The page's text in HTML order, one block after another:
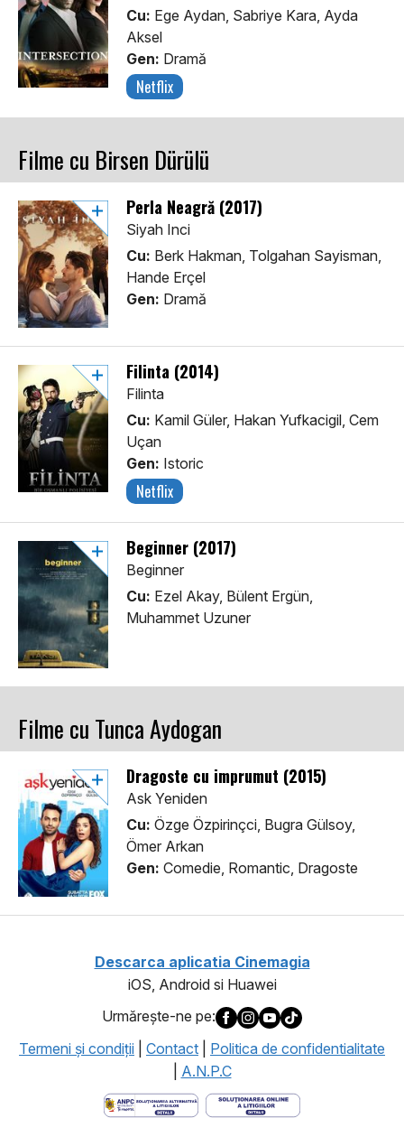
Cu: Ege Aydan, Sabriye Kara, Ayda
Aksel
Gen: Dramă
Netflix
Filme cu Birsen Dürülü
Perla Neagră (2017)
Siyah Inci
Cu: Berk Hakman, Tolgahan Sayisman,
Hande Erçel
Gen: Dramă
Filinta (2014)
Filinta
Cu: Kamil Güler, Hakan Yufkacigil, Cem
Uçan
Gen: Istoric
Netflix
Beginner (2017)
Beginner
Cu: Ezel Akay, Bülent Ergün,
Muhammet Uzuner
Filme cu Tunca Aydogan
Dragoste cu imprumut (2015)
Ask Yeniden
Cu: Özge Özpirinçci, Bugra Gülsoy,
Ömer Arkan
Gen: Comedie, Romantic, Dragoste
Descarca aplicatia Cinemagia
iOS, Android si Huawei
Urmăreşte-ne pe:
Termeni şi condiţii
Contact
Politica de confidentialitate
A.N.P.C